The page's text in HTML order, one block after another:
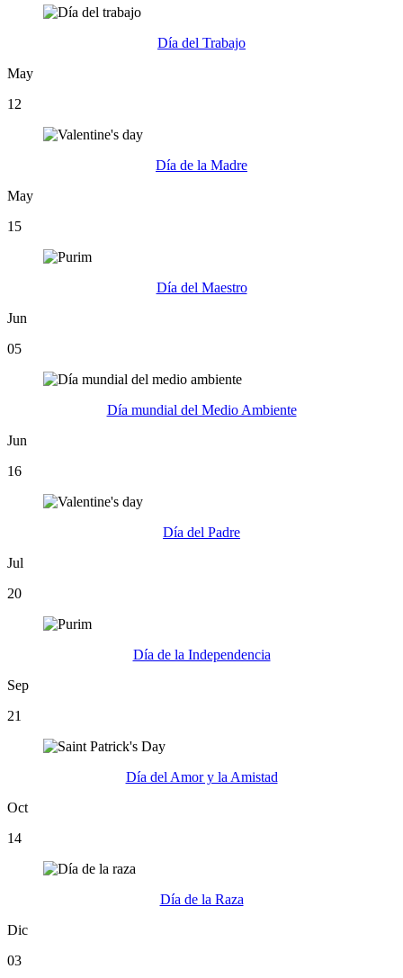
Día del Trabajo
May
12
Día de la Madre
May
15
Día del Maestro
Jun
05
Día mundial del Medio Ambiente
Jun
16
Día del Padre
Jul
20
Día de la Independencia
Sep
21
Día del Amor y la Amistad
Oct
14
Día de la Raza
Dic
03